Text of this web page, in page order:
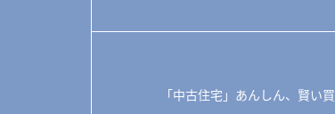
「中古住宅」あんしん、賢い